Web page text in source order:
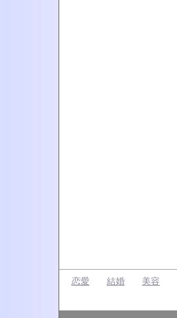
恋愛 結婚 美容